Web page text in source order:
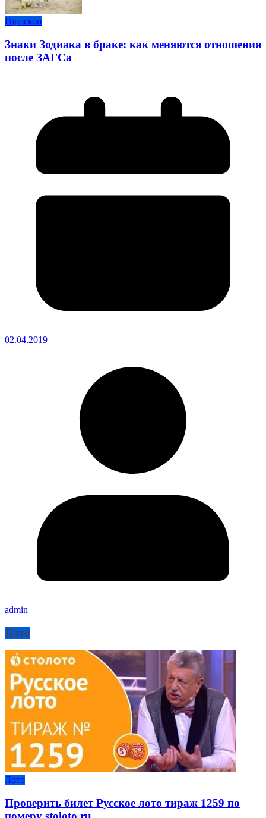
Гороскоп
Знаки Зодиака в браке: как меняются отношения
после ЗАГСа
02.04.2019
admin
Лото
Лото
Проверить билет Русское лото тираж 1259 по